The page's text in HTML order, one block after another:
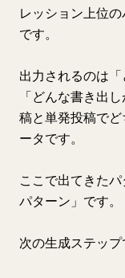
レッション上位
です。
出力されるのは「
「どんな書き出
稿と単発投稿で
ータです。
ここで出てきた
パターン」です。
次の生成ステップ